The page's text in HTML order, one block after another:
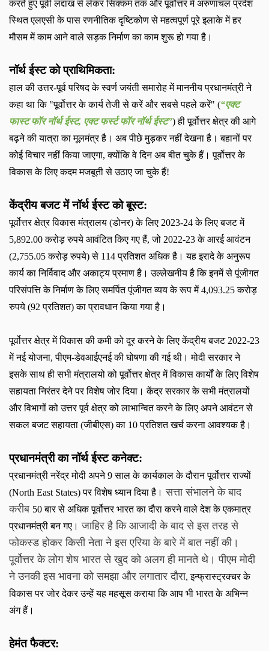
करते हुए पूर्वी लद्दाख से लेकर सिक्कम तक और पूर्वोत्तर में अरुणाचल प्रदेश
स्थित एलएसी के पास रणनीतिक दृष्टिकोण से महत्वपूर्ण पूरे इलाके में हर
मौसम में काम आने वाले सड़क निर्माण का काम शुरू हो गया है।
नॉर्थ ईस्ट को प्राथिमिकता:
हाल की उत्तर-पूर्व परिषद के स्वर्ण जयंती समारोह में माननीय प्रधानमंत्री ने
कहा था कि "पूर्वोत्तर के कार्य तेजी से करें और सबसे पहले करें" (“एक्ट
फास्ट फॉर नॉर्थ ईस्ट, एक्ट फर्स्ट फॉर नॉर्थ ईस्ट”)ही पूर्वोत्तर क्षेत्र की आगे
बढ़ने की यात्रा का मूलमंत्र है। अब पीछे मुड़कर नहीं देखना है। बहानों पर
कोई विचार नहीं किया जाएगा,क्योंकि वे दिन अब बीत चुके हैं। पूर्वोत्तर के
विकास के लिए कदम मजबूती से उठाए जा चुके हैं!
केंद्रीय बजट में नॉर्थ ईस्ट को बूस्ट:
पूर्वोत्तर क्षेत्र विकास मंत्रालय (डोनर) के लिए 2023-24के लिए बजट में
5,892.00करोड़ रुपये आवंटित किए गए हैं,जो 2022-23के आरई आवंटन
(2,755.05करोड़ रुपये) से 114प्रतिशत अधिक है। यह इरादे के अनुरूप
कार्य का निर्विवाद और अकाट्य प्रमाण है। उल्लेखनीय है कि इनमें से पूंजीगत
परिसंपत्ति के निर्माण के लिए समर्पित पूंजीगत व्यय के रूप में4,093.25करोड़
रुपये (92प्रतिशत) का प्रावधान किया गया है।
पूर्वोत्तर क्षेत्र में विकास की कमी को दूर करने के लिए केंद्रीय बजट 2022-23
में नई योजना,पीएम-डेवआईएनई की घोषणा की गई थी। मोदी सरकार ने
इसके साथ ही सभी मंत्रालयो को पूर्वोत्तर क्षेत्र में विकास कार्यों के लिए विशेष
सहायता निरंतर देने पर विशेष जोर दिया। केंद्र सरकार के सभी मंत्रालयों
और विभागों को उत्तर पूर्व क्षेत्र को लाभान्वित करने के लिए अपने आवंटन से
सकल बजट सहायता (जीबीएस) का 10प्रतिशत खर्च करना आवश्यक है।
प्रधानमंत्री का नॉर्थ ईस्ट कनेक्ट:
प्रधानमंत्री नरेंद्र मोदी अपने9साल के कार्यकाल के दौरान पूर्वोत्तर राज्यों
(North East States)पर विशेष ध्यान दिया है। सत्ता संभालने के बाद
करीब 50बार से अधिक पूर्वोत्तर भारत का दौरा करने वाले देश के एकमात्र
प्रधानमंत्री बन गए। जाहिर है कि आजादी के बाद से इस तरह से
फोकस्ड होकर किसी नेता ने इस एरिया के बारे में बात नहीं की।
पूर्वोत्तर के लोग शेष भारत से खुद को अलग ही मानते थे। पीएम मोदी
ने उनकी इस भावना को समझा और लगातार दौरा,इन्फ्रास्ट्रक्चर के
विकास पर जोर देकर उन्हें यह महसूस कराया कि आप भी भारत के अभिन्न
अंग हैं।
हेमंत फैक्टर: